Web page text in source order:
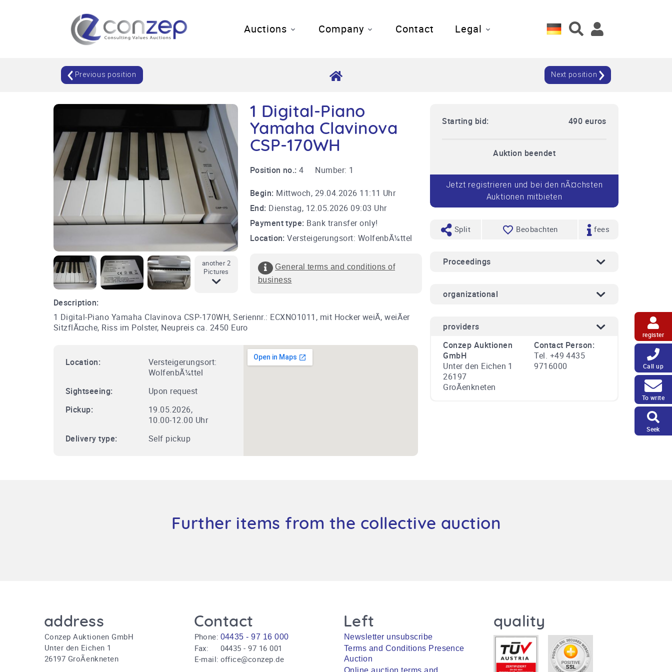
register
Call up
To write
Seek
Auctions Company Contact Legal
Previous position Next position
another 2
Pictures
1 Digital-Piano
Yamaha Clavinova
CSP-170WH
Position no.:4 Number: 1
Begin: Mittwoch, 29.04.2026 11:11 Uhr
End: Dienstag, 12.05.2026 09:03 Uhr
Payment type: Bank transfer only!
Location:Versteigerungsort: WolfenbÃ¼ttel
General terms and conditions of
business
Starting bid: 490 euros
Auktion beendet
Jetzt registrieren und bei den nÃ¤chsten
Auktionen mitbieten
Split Beobachten fees
Proceedings
organizational
providers
Conzep Auktionen
GmbH
Unter den Eichen 1
26197
GroÃenkneten
Contact Person:
Tel. +49 4435
9716000
Description:
1 Digital-Piano Yamaha Clavinova CSP-170WH, Seriennr.: ECXNO1011, mit Hocker weiÃ, weiÃer
SitzflÃ¤che, Riss im Polster, Neupreis ca. 2450 Euro
Location:
Versteigerungsort:
WolfenbÃ¼ttel
Sightseeing:
Upon request
Pickup:
19.05.2026,
10.00-12.00 Uhr
Delivery type:
Self pickup
Further items from the collective auction
address
Conzep Auktionen GmbH
Unter den Eichen 1
26197 GroÃenkneten
Contact
Phone: 04435 - 97 16 000
Fax:
04435 - 97 16 001
E-mail: office@conzep.de
Left
Newsletter unsubscribe
Terms and Conditions Presence
Auction
Online auction terms and
quality